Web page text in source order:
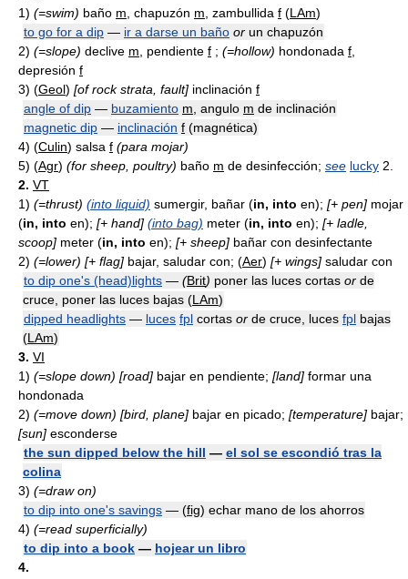
1) (=swim) baño m , chapuzón m , zambullida f (LAm)
to go for a dip — ir a darse un baño or un chapuzón
2) (=slope) declive m , pendiente f ; (=hollow) hondonada f
depresión f
3) (Geol) [of rock strata, fault] inclinación f
angle of dip — buzamiento m , angulo m de inclinación
magnetic dip — inclinación f (magnética)
4) (Culin) salsa f (para mojar)
5) (Agr) (for sheep, poultry) baño m de desinfección; see lucky 2.
2. VT
1) (=thrust) (into liquid) sumergir, bañar (in, into en); [+ pen] mojar
(in, into en); [+ hand] (into bag) meter (in, into en); [+ ladle,
scoop] meter (in, into en); [+ sheep] bañar con desinfectante
2) (=lower) [+ flag] bajar, saludar con; (Aer) [+ wings] saludar con
to dip one's (head)lights — (Brit) poner las luces cortas or de
cruce, poner las luces bajas (LAm)
dipped headlights — luces fpl cortas or de cruce, luces fpl bajas
(LAm)
3. VI
1) (=slope down) [road] bajar en pendiente; [land] formar una
hondonada
2) (=move down) [bird, plane] bajar en picado; [temperature] bajar;
[sun] esconderse
the sun dipped below the hill — el sol se escondió tras la
colina
3) (=draw on)
to dip into one's savings — (fig) echar mano de los ahorros
4) (=read superficially)
to dip into a book — hojear un libro
4.